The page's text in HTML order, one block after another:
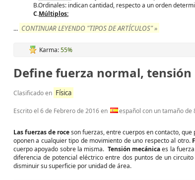
B.Ordinales: indican cantidad, respecto a un orden
C.Múltiplos:
... CONTINUAR LEYENDO "TIPOS DE ARTÍCULOS" »
Karma:55%
Define fuerza normal, tensión
Clasificado en Física
Escrito el 6 de Febrero de 2016en español con un tamaño de
Las fuerzas de roceson fuerzas, entre cuerpos en contacto, que
oponen a cualquier tipo de movimiento de uno respecto al otro.
cuerpo apoyado sobre la misma. Tensión mecánicaes la
diferencia de potencial eléctrico entre dos puntos de un circuito
disminuir su superficie por unidad de área.